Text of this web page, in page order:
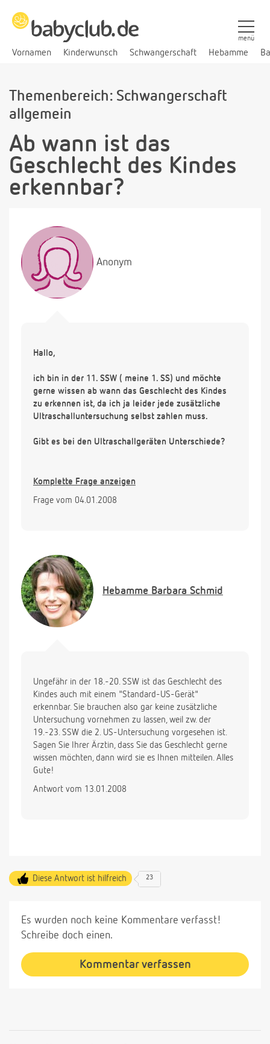
Vornamen Kinderwunsch Schwangerschaft Hebamme
menü
Themenbereich: Schwangerschaft
allgemein
Ab wann ist das
Geschlecht des Kindes
erkennbar?
Anonym
Hallo,
ich bin in der 11. SSW ( meine 1. SS) und möchte
gerne wissen ab wann das Geschlecht des Kindes
zu erkennen ist, da ich ja leider jede zusätzliche
Ultraschalluntersuchung selbst zahlen muss.
Gibt es bei den Ultraschallgeräten Unterschiede?
Komplette Frage anzeigen
Frage vom 04.01.2008
Hebamme Barbara Schmid
Ungefähr in der 18.-20. SSW ist das Geschlecht des
Kindes auch mit einem "Standard-US-Gerät"
erkennbar. Sie brauchen also gar keine zusätzliche
Untersuchung vornehmen zu lassen, weil zw. der
19.-23. SSW die 2. US-Untersuchung vorgesehen ist.
Sagen Sie Ihrer Ärztin, dass Sie das Geschlecht gerne
wissen möchten, dann wird sie es Ihnen mitteilen. Alles
Gute!
Antwort vom 13.01.2008
Diese Antwort ist hilfreich 23
Es wurden noch keine Kommentare verfasst!
Schreibe doch einen.
Kommentar verfassen